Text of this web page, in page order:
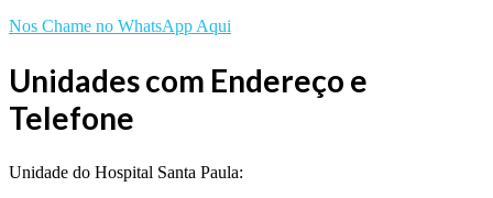
Nos Chame no WhatsApp Aqui
Unidades com Endereço e
Telefone
Unidade do Hospital Santa Paula: